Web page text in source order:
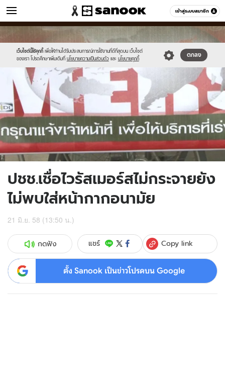
เข้าสู่ระบบสมาชิก
ข่าว หมวดอื่นๆ
เว็บไซต์นี้ใช้คุกกี้ เพื่อให้ท่านได้รับประสบการณ์การใช้งานที่ดีที่สุดบน เว็บไซต์
ของเรา โปรดศึกษาเพิ่มเติมที่ นโยบายความเป็นส่วนตัว และ นโยบายคุกกี้
ตกลง
//s.isanook.com/sr/0/images/logo-
new-
sanook.png
//s.isanook.com/ns/0/ud/363/1816095/626395-
01.jpg
ปชช.เชื่อไวรัสเมอร์สไม่กระจายยัง
ไม่พบใส่หน้ากากอนามัย
21 มิ.ย. 58 (13:50 น.)
กดฟัง แชร์ Copy link
ตั้ง Sanook เป็นข่าวโปรดบน Google